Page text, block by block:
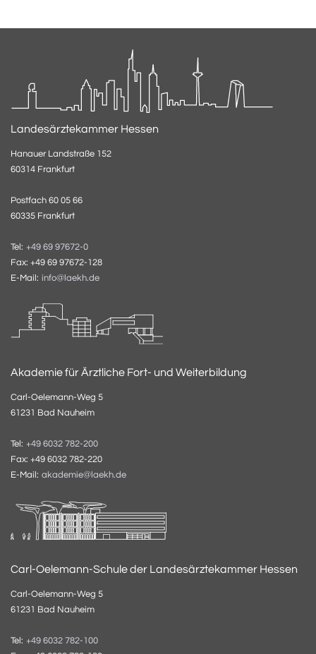
Landesärztekammer Hessen
Hanauer Landstraße 152
60314 Frankfurt
Postfach 60 05 66
60335 Frankfurt
Tel: +49 69 97672-0
Fax: +49 69 97672-128
E-Mail: info@laekh.de
Akademie für Ärztliche Fort- und Weiterbildung
Carl-Oelemann-Weg 5
61231 Bad Nauheim
Tel: +49 6032 782-200
Fax: +49 6032 782-220
E-Mail: akademie@laekh.de
Carl-Oelemann-Schule der Landesärztekammer Hessen
Carl-Oelemann-Weg 5
61231 Bad Nauheim
Tel: +49 6032 782-100